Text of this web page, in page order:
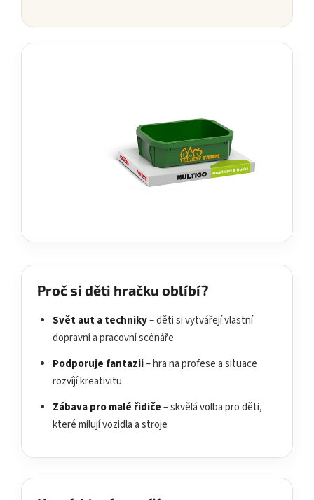
Proč si děti hračku oblíbí?
Svět aut a techniky– děti si vytvářejí vlastní
dopravní a pracovní scénáře
Podporuje fantazii– hra na profese a situace
rozvíjí kreativitu
Zábava pro malé řidiče– skvělá volba pro děti,
které milují vozidla a stroje